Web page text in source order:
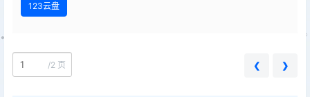
123云盘
/2 页 ❮ ❯